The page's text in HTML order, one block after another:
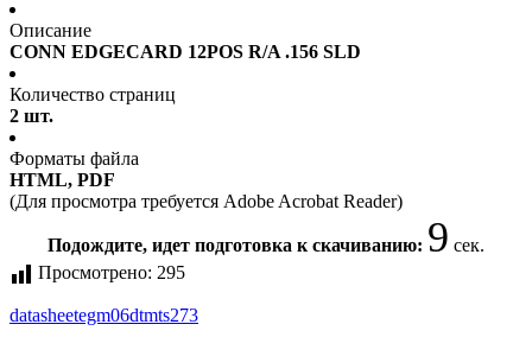
Описание
CONN EDGECARD 12POS R/A .156 SLD
Количество страниц
2 шт.
Форматы файла
HTML, PDF
(Для просмотра требуется Adobe Acrobat Reader)
Подождите, идет подготовка к скачиванию: 9 сек.
Просмотрено: 295
datasheetegm06dtmts273